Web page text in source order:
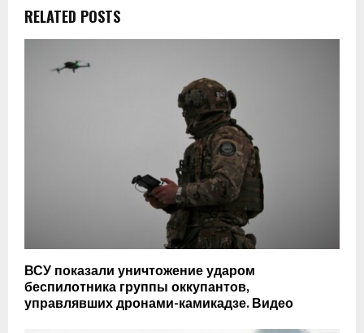
RELATED POSTS
ВСУ показали уничтожение ударом
беспилотника группы оккупантов,
управлявших дронами-камикадзе. Видео